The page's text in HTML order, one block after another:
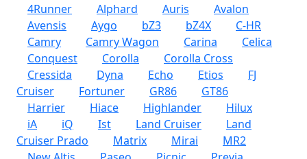
4Runner Alphard Auris
Avalon
Avensis
Aygo bZ3 bZ4X
C-HR
Camry
Camry Wagon Carina
Celica
Conquest
Corolla
Corolla Cross
Cressida
Dyna Echo Etios
FJ
Cruiser
Fortuner GR86
GT86
Harrier
Hiace Highlander
Hilux
iA
iQ Ist Land Cruiser
Land
Cruiser Prado
Matrix Mirai
MR2